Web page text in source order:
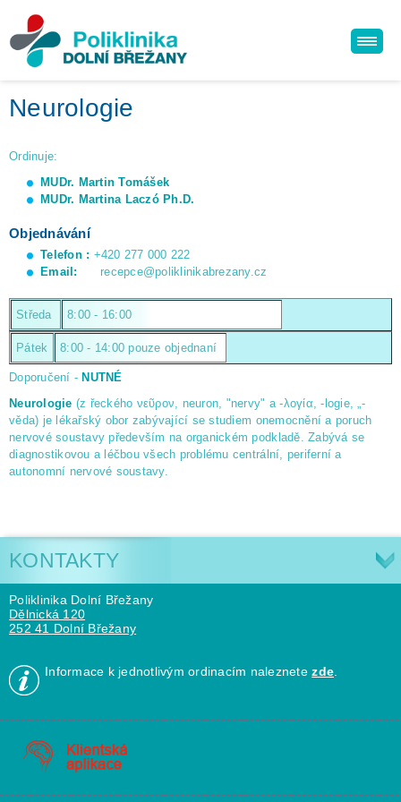
Neurologie
Ordinuje:
MUDr. Martin Tomášek
MUDr. Martina Laczó Ph.D.
Objednávání
Telefon : +420 277 000 222
Email:recepce@poliklinikabrezany.cz
Středa 8:00 - 16:00
Pátek 8:00 - 14:00 pouze objednaní
Doporučení - NUTNÉ
Neurologie (z řeckého νεῦρον, neuron, "nervy" a -λογία, -logie, „-
věda) je lékařský obor zabývající se studiem onemocnění a poruch
nervové soustavy především na organickém podkladě. Zabývá se
diagnostikovou a léčbou všech problému centrální, periferní a
autonomní nervové soustavy.
KONTAKTY
Poliklinika Dolní Břežany
Dělnická 120
252 41 Dolní Břežany
Informace k jednotlivým ordinacím naleznetezde